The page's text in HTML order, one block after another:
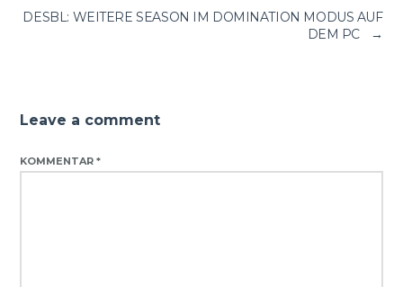
DESBL: WEITERE SEASON IM DOMINATION MODUS AUF
DEM PC
→
Leave a comment
KOMMENTAR*